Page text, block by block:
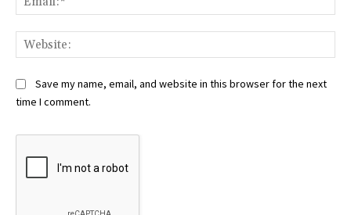
Save my name, email, and website in this browser for the next
time I comment.